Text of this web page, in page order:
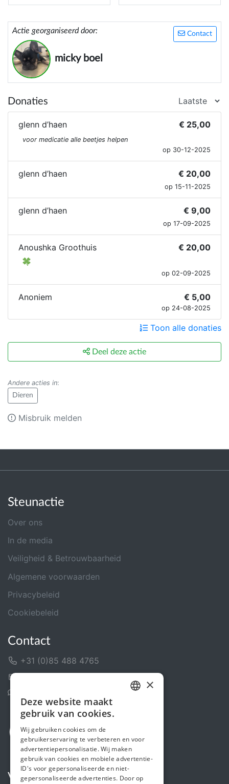
Contact
Actie georganiseerd door:
micky boel
Donaties
glenn d’haen € 25,00
voor medicatie alle beetjes helpen
op 30-12-2025
glenn d’haen € 20,00
op 15-11-2025
glenn d’haen € 9,00
op 17-09-2025
Anoushka Groothuis € 20,00
op 02-09-2025
Anoniem € 5,00
op 24-08-2025
Toon alle donaties
Deel deze actie
Andere acties in:
Dieren
Misbruik melden
Steunactie
Over ons
In de media
Veiligheid & Betrouwbaarheid
Algemene voorwaarden
Privacybeleid
Cookiebeleid
Contact
+31 (0)85 488 4765
Volg ons
ENGLISH
×
Deze website maakt
gebruik van cookies.
Wij gebruiken cookies om de
gebruikerservaring te verbeteren en voor
advertentiepersonalisatie. Wij maken
gebruik van cookies en mobiele advertentie-
ID's voor gepersonaliseerde en niet-
gepersonaliseerde advertenties. Door op